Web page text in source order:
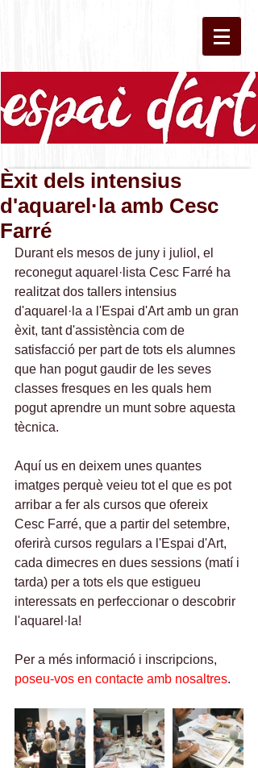
Èxit dels intensius
d'aquarel·la amb Cesc
Farré
Durant els mesos de juny i juliol, el
reconegut aquarel·lista Cesc Farré ha
realitzat dos tallers intensius
d'aquarel·la a l'Espai d'Art amb un gran
èxit, tant d'assistència com de
satisfacció per part de tots els alumnes
que han pogut gaudir de les seves
classes fresques en les quals hem
pogut aprendre un munt sobre aquesta
tècnica.
Aquí us en deixem unes quantes
imatges perquè veieu tot el que es pot
arribar a fer als cursos que ofereix
Cesc Farré, que a partir del setembre,
oferirà cursos regulars a l'Espai d'Art,
cada dimecres en dues sessions (matí i
tarda) per a tots els que estigueu
interessats en perfeccionar o descobrir
l'aquarel·la!
Per a més informació i inscripcions,
poseu-vos en contacte amb nosaltres.